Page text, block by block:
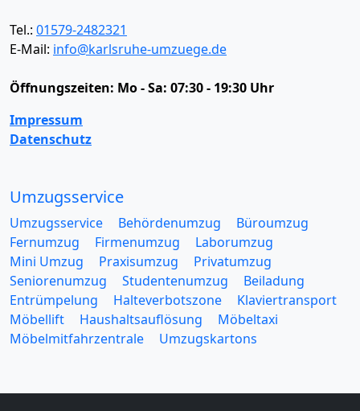
Tel.: 01579-2482321
E-Mail: info@karlsruhe-umzuege.de
Öffnungszeiten: Mo - Sa: 07:30 - 19:30 Uhr
Impressum
Datenschutz
Umzugsservice
Umzugsservice Behördenumzug
Büroumzug
Fernumzug
Firmenumzug
Laborumzug
Mini Umzug
Praxisumzug
Privatumzug
Seniorenumzug
Studentenumzug
Beiladung
Entrümpelung
Halteverbotszone
Klaviertransport
Möbellift
Haushaltsauflösung
Möbeltaxi
Möbelmitfahrzentrale
Umzugskartons